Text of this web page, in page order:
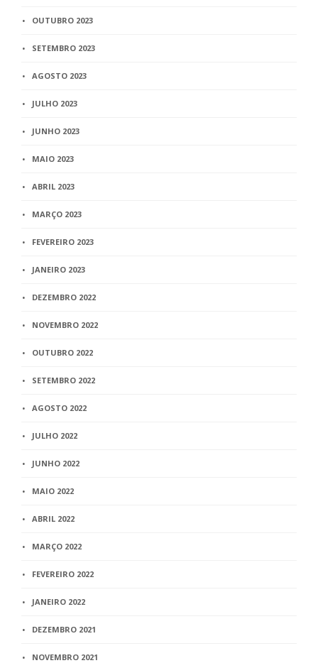
OUTUBRO 2023
SETEMBRO 2023
AGOSTO 2023
JULHO 2023
JUNHO 2023
MAIO 2023
ABRIL 2023
MARÇO 2023
FEVEREIRO 2023
JANEIRO 2023
DEZEMBRO 2022
NOVEMBRO 2022
OUTUBRO 2022
SETEMBRO 2022
AGOSTO 2022
JULHO 2022
JUNHO 2022
MAIO 2022
ABRIL 2022
MARÇO 2022
FEVEREIRO 2022
JANEIRO 2022
DEZEMBRO 2021
NOVEMBRO 2021